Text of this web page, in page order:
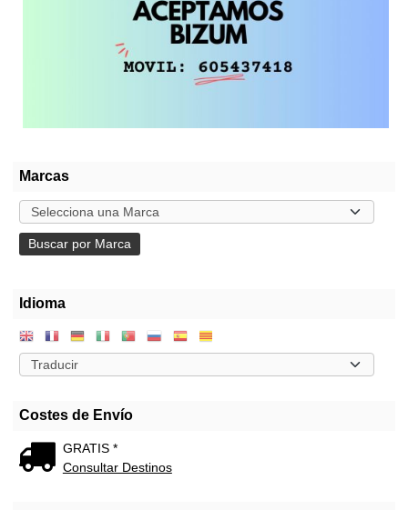
Marcas
Idioma
Costes de Envío
GRATIS *
Consultar Destinos